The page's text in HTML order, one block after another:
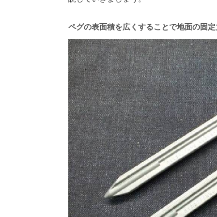
ペグの表面積を広くすることで地面の固